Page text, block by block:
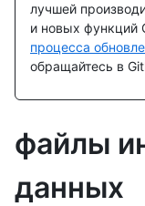
лучшей
и новых функций
процесса
обращайтесь в
файлы
данных